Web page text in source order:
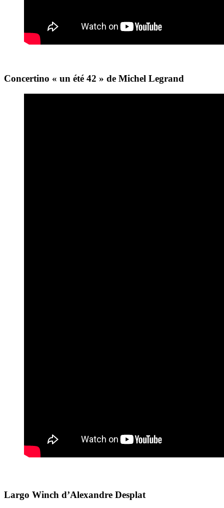
Concertino « un été 42 » de Michel Legrand
Largo Winch d’Alexandre Desplat